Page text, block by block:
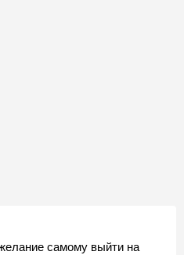
самому выйти на